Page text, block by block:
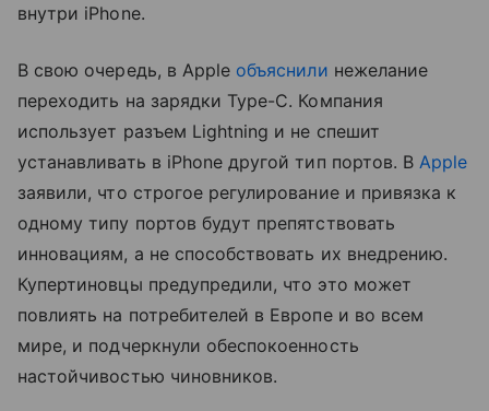
внутри iPhone.
В свою очередь, в Apple объяснили нежелание
переходить на зарядки Type-C. Компания
использует разъем Lightning и не спешит
устанавливать в iPhone другой тип портов. В Apple
заявили, что строгое регулирование и привязка к
одному типу портов будут препятствовать
инновациям, а не способствовать их внедрению.
Купертиновцы предупредили, что это может
повлиять на потребителей в Европе и во всем
мире, и подчеркнули обеспокоенность
настойчивостью чиновников.